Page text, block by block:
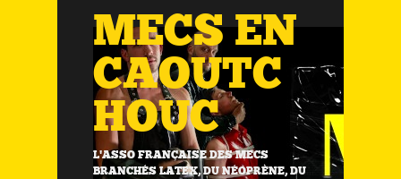
MECS EN
CAOUTC
HOUC
L'ASSO FRANÇAISE DES MECS
BRANCHÉS LATEX, DU NÉOPRÈNE, DU